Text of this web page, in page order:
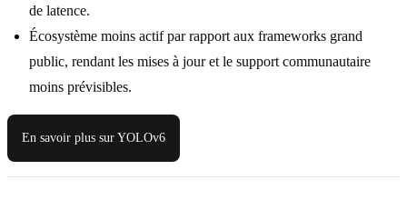
de latence.
Écosystème moins actif par rapport aux frameworks grand
public, rendant les mises à jour et le support communautaire
moins prévisibles.
En savoir plus sur YOLOv6